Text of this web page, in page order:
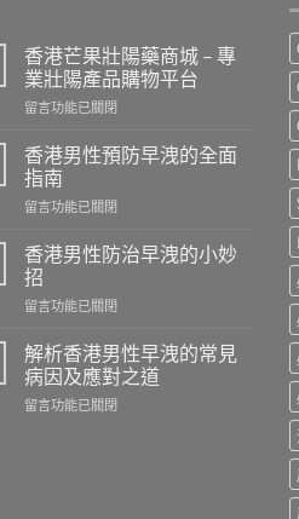
香港芒果壯陽藥商城 – 專
業壯陽產品購物平台
在
港
芒
果
壯
藥
商
城
–
業
壯
產
留言功能已關閉
香港男性預防早洩的全面
指南
在
港
男
性
預
早
洩
的
全
留言功能已關閉
香港男性防治早洩的小妙
招
在
港
男
性
防
留言功能已關閉
解析香港男性早洩的常見
病因及應對之道
在
留言功能已關閉